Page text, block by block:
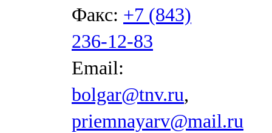
Факс: +7 (843)
236-12-83
Email:
bolgar@tnv.ru,
priemnayarv@mail.ru